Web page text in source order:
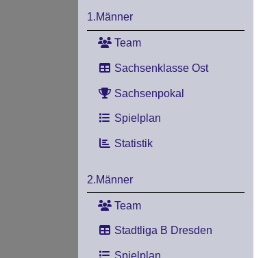
1.Männer
Team
Sachsenklasse Ost
Sachsenpokal
Spielplan
Statistik
2.Männer
Team
Stadtliga B Dresden